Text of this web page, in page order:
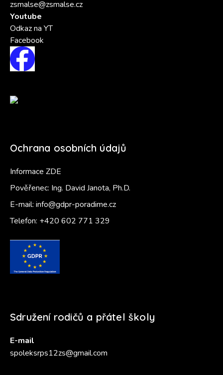
zsmalse@zsmalse.cz
Youtube
Odkaz na YT
Facebook
Ochrana osobních údajů
Informace ZDE
Pověřenec: Ing. David Janota, Ph.D.
E-mail: info@gdpr-poradime.cz
Telefon: +420 602 771 329
Sdružení rodičů a přátel školy
E-mail
spoleksrps12zs@gmail.com